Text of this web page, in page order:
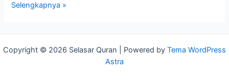
Selengkapnya »
Copyright © 2026 Selasar Quran | Powered by Tema WordPress
Astra